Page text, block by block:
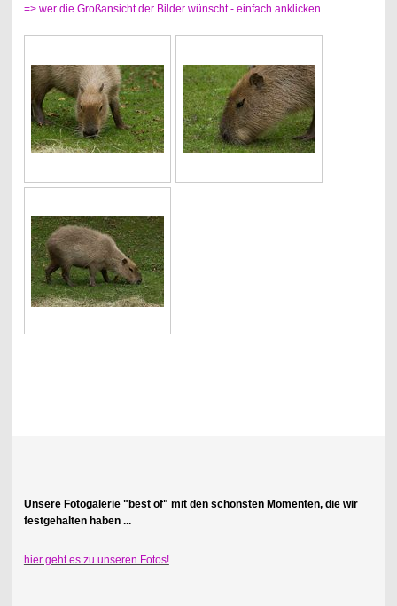
=> wer die Großansicht der Bilder wünscht - einfach anklicken
Unsere Fotogalerie "best of" mit den schönsten Momenten, die wir
festgehalten haben ...
hier geht es zu unseren Fotos!
.